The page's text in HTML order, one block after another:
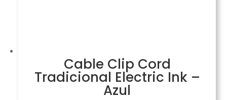
Cable Clip Cord
Tradicional Electric Ink –
Azul